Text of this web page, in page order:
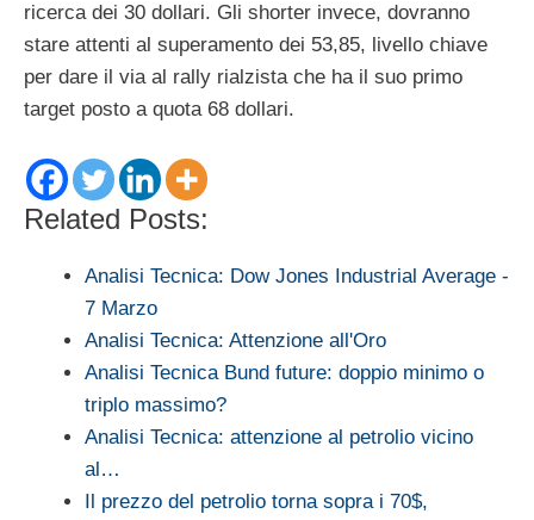
ricerca dei 30 dollari. Gli shorter invece, dovranno
stare attenti al superamento dei 53,85, livello chiave
per dare il via al rally rialzista che ha il suo primo
target posto a quota 68 dollari.
Related Posts:
Analisi Tecnica: Dow Jones Industrial Average -
7 Marzo
Analisi Tecnica: Attenzione all'Oro
Analisi Tecnica Bund future: doppio minimo o
triplo massimo?
Analisi Tecnica: attenzione al petrolio vicino
al…
Il prezzo del petrolio torna sopra i 70$,